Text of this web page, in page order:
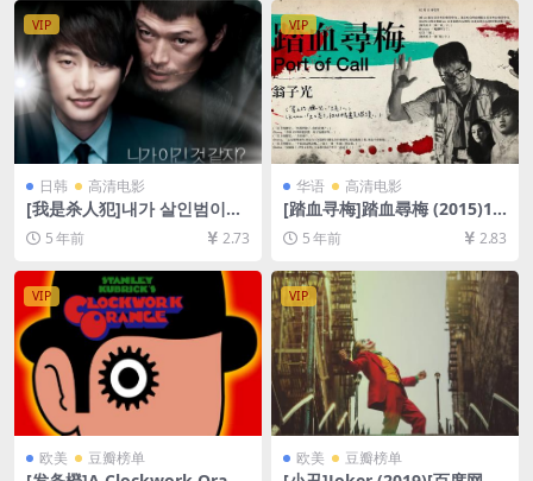
幕]
VIP
日韩 高清电影
[我是杀人犯]내가 살인범이다
(2012)[百度网盘+迅雷云盘资
源1080P超清未删减][MP4/7.
7GB][韩语中字]
5 年前 2.73
VIP
华语 高清电影
[踏血寻梅]踏血尋梅 (2015)12
0min[百度网盘+夸克网盘+迅
雷云盘资源1080P超清未删减]
[MP4/7.6GB][粤语中字]
5 年前 2.83
VIP
欧美 豆瓣榜单
VIP
欧美 豆瓣榜单